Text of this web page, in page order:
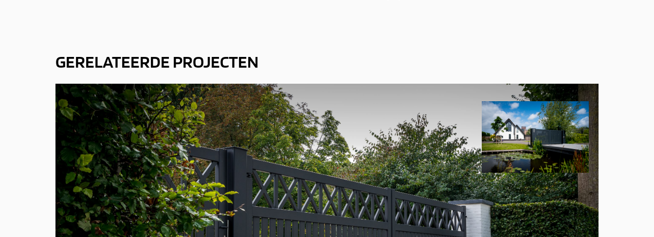
GERELATEERDE PROJECTEN